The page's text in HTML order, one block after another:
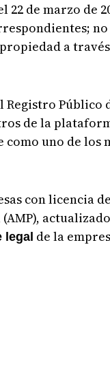
22 de marzo de
a
Público
de la
uno de los
con licencia
legal de la